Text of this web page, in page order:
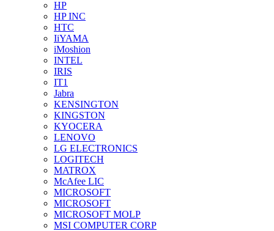
HP
HP INC
HTC
IiYAMA
iMoshion
INTEL
IRIS
IT1
Jabra
KENSINGTON
KINGSTON
KYOCERA
LENOVO
LG ELECTRONICS
LOGITECH
MATROX
McAfee LIC
MICROSOFT
MICROSOFT
MICROSOFT MOLP
MSI COMPUTER CORP